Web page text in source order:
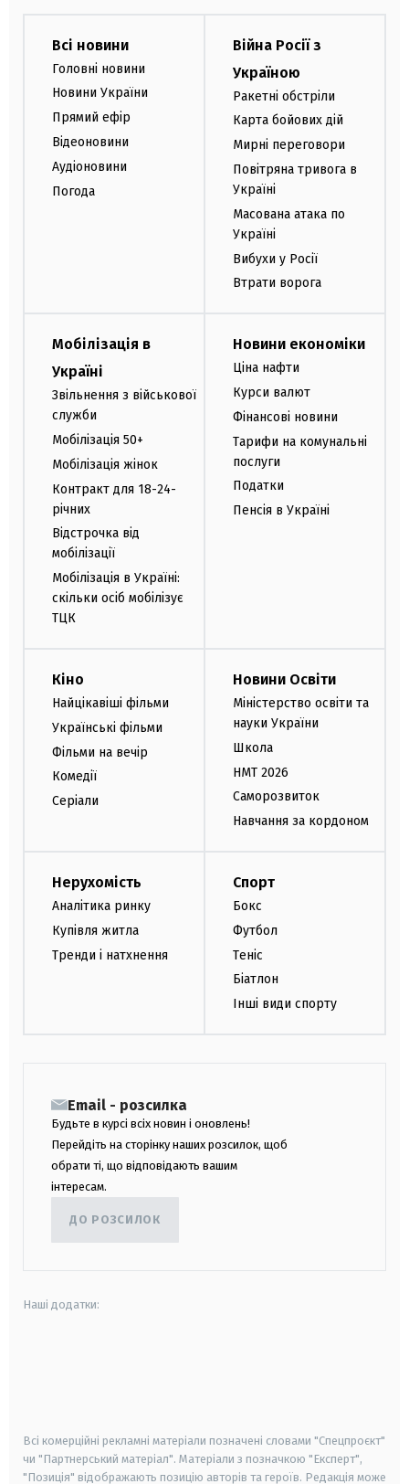
Всі новини
Головні новини
Новини України
Прямий ефір
Відеоновини
Аудіоновини
Погода
Війна Росії з
Україною
Ракетні обстріли
Карта бойових дій
Мирні переговори
Повітряна тривога в
Україні
Масована атака по
Україні
Вибухи у Росії
Втрати ворога
Мобілізація в
Україні
Звільнення з військової
служби
Мобілізація 50+
Мобілізація жінок
Контракт для 18-24-
річних
Відстрочка від
мобілізації
Мобілізація в Україні:
скільки осіб мобілізує
ТЦК
Новини економіки
Ціна нафти
Курси валют
Фінансові новини
Тарифи на комунальні
послуги
Податки
Пенсія в Україні
Кіно
Найцікавіші фільми
Українські фільми
Фільми на вечір
Комедії
Серіали
Новини Освіти
Міністерство освіти та
науки України
Школа
НМТ 2026
Саморозвиток
Навчання за кордоном
Нерухомість
Аналітика ринку
Купівля житла
Тренди і натхнення
Спорт
Бокс
Футбол
Теніс
Біатлон
Інші види спорту
Email - розсилка
Будьте в курсі всіх новин і оновлень!
Перейдіть на сторінку наших розсилок, щоб
обрати ті, що відповідають вашим
інтересам.
ДО РОЗСИЛОК
Наші додатки:
Всі комерційні рекламні матеріали позначені словами "Спецпроєкт"
чи "Партнерський матеріал". Матеріали з позначкою "Експерт",
"Позиція" відображають позицію авторів та героїв. Редакція може